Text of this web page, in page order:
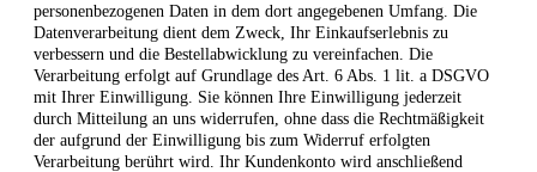
personenbezogenen Daten in dem dort angegebenen Umfang. Die
Datenverarbeitung dient dem Zweck, Ihr Einkaufserlebnis zu
verbessern und die Bestellabwicklung zu vereinfachen. Die
Verarbeitung erfolgt auf Grundlage des Art. 6 Abs. 1 lit. a DSGVO
mit Ihrer Einwilligung. Sie können Ihre Einwilligung jederzeit
durch Mitteilung an uns widerrufen, ohne dass die Rechtmäßigkeit
der aufgrund der Einwilligung bis zum Widerruf erfolgten
Verarbeitung berührt wird. Ihr Kundenkonto wird anschließend